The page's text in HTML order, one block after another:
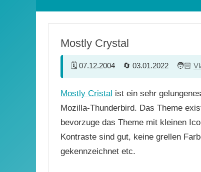
Mostly Crystal
07.12.2004 03.01.2022
Mostly Cristal ist ein sehr
Mozilla-Thunderbird. Das Theme
bevorzuge das Theme mit kleinen
Kontraste sind gut, keine grellen
gekennzeichnet etc.